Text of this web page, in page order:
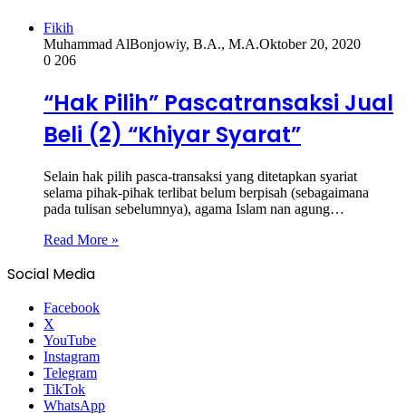
Fikih
Muhammad AlBonjowiy, B.A., M.A.Oktober 20, 2020
0 206
“Hak Pilih” Pascatransaksi Jual
Beli (2) “Khiyar Syarat”
Selain hak pilih pasca-transaksi yang ditetapkan syariat
selama pihak-pihak terlibat belum berpisah (sebagaimana
pada tulisan sebelumnya), agama Islam nan agung…
Read More »
Social Media
Facebook
X
YouTube
Instagram
Telegram
TikTok
WhatsApp